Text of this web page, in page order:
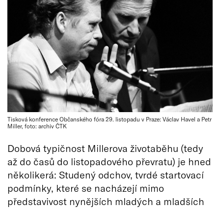
Tisková konference Občanského fóra 29. listopadu v Praze: Václav Havel a Petr
Miller, foto: archiv ČTK
Dobová typičnost Millerova životaběhu (tedy
až do časů do listopadového převratu) je hned
několikerá: Studený odchov, tvrdé startovací
podmínky, které se nacházejí mimo
představivost nynějších mladých a mladších